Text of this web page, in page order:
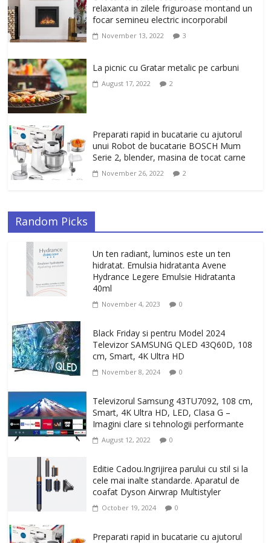
dama, patrati, Ray-Ban, in culoarea
auriu-verde
January 31, 2026 0
relaxanta in zilele friguroase montand un
focar semineu electric incorporabil
November 13, 2022 3
La picnic cu Gratar metalic pe carbuni
August 17, 2022 2
Preparati rapid in bucatarie cu ajutorul
unui Robot de bucatarie BOSCH Mum
Serie 2, blender, masina de tocat carne
November 26, 2022 2
Random Picks
Un ten radiant, luminos este un ten
hidratat. Emulsia hidratanta Avene
Hydrance Legere Emulsie Hidratanta
40ml
November 4, 2023 0
Black Friday si pentru Model 2024
Televizor SAMSUNG QLED 43Q60D, 108
cm, Smart, 4K Ultra HD
November 8, 2024 0
Televizorul Samsung 43TU7092, 108 cm,
Smart, 4K Ultra HD, LED, Clasa G –
Imagini clare si tehnologii performante
August 12, 2022 0
Editie Cadou.Ingrijirea parului cu stil si la
cele mai inalte standarde. Aparatul de
coafat Dyson Airwrap Multistyler
October 19, 2024 0
Preparati rapid in bucatarie cu ajutorul